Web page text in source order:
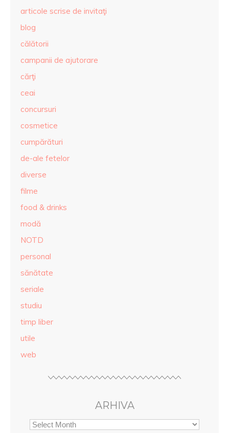
articole scrise de invitaţi
blog
călătorii
campanii de ajutorare
cărţi
ceai
concursuri
cosmetice
cumpărături
de-ale fetelor
diverse
filme
food & drinks
modă
NOTD
personal
sănătate
seriale
studiu
timp liber
utile
web
ARHIVA